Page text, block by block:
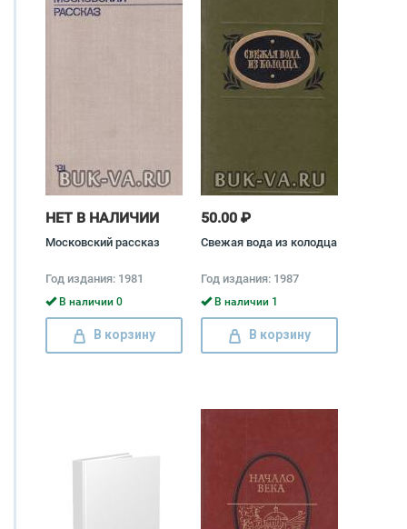
НЕТ В НАЛИЧИИ
Московский рассказ
Год издания: 1981
В наличии 0
В корзину
50.00 ₽
Свежая вода из колодца
Год издания: 1987
В наличии 1
В корзину